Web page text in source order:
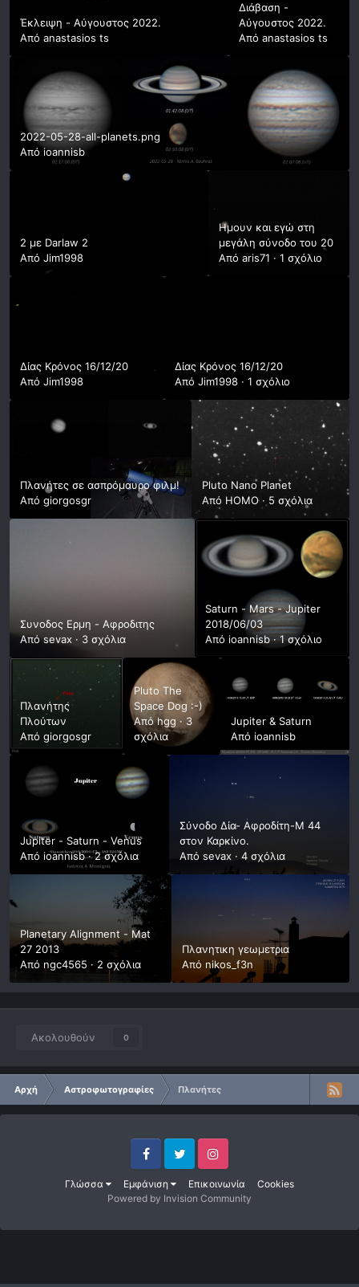
Έκλειψη - Αύγουστος 2022.
Από anastasios ts
Διάβαση -
Αύγουστος 2022.
Απόanastasios ts
2022-05-28-all-planets.png
Από ioannisb
2 με Darlaw 2
Από Jim1998
Ημουν και εγώ στη
μεγάλη σύνοδο του 20
Από aris71 · 1 σχόλιο
Δίας Κρόνος 16/12/20
Από Jim1998
Δίας Κρόνος 16/12/20
Από Jim1998· 1 σχόλιο
Πλανήτες σε ασπρόμαυρο φιλμ!
Από giorgosgr
Pluto Nano Planet
Από HOMO· 5 σχόλια
Συνοδος Ερμη - Αφροδιτης
Απόsevax · 3 σχόλια
Saturn - Mars - Jupiter
2018/06/03
Από ioannisb·1 σχόλιο
Πλανήτης
Πλούτων
Από giorgosgr
Pluto The
Space Dog :-)
Απόhgg · 3
σχόλια
Jupiter & Saturn
Από ioannisb
Jupiter - Saturn - Venus
Από ioannisb·2 σχόλια
Σύνοδο Δία- Αφροδίτη-Μ 44
στον Καρκίνο.
Από sevax · 4 σχόλια
Planetary Alignment - Mat
27 2013
Από ngc4565 · 2 σχόλια
Πλανητικη γεωμετρια
Από nikos_f3n
Ακολουθούν 0
Αρχή Αστροφωτογραφίες Πλανήτες
Γλώσσα Εμφάνιση Επικοινωνία Cookies
FacebookTwitter Instagram
Powered by Invision Community